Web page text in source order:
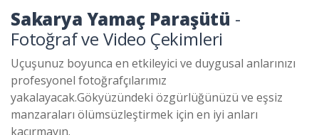
Sakarya Yamaç Paraşütü -
Fotoğraf ve Video Çekimleri
Uçuşunuz boyunca en etkileyici ve duygusal anlarınızı
profesyonel fotoğrafçılarımız
yakalayacak.Gökyüzündeki özgürlüğünüzü ve eşsiz
manzaraları ölümsüzleştirmek için en iyi anları
kaçırmayın.